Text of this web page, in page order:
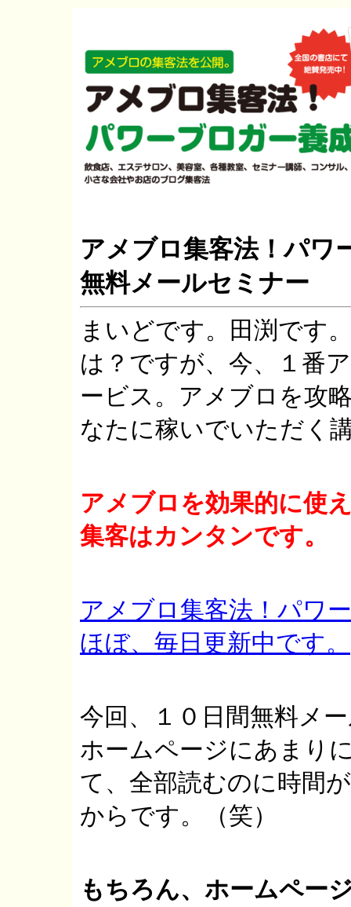
アメブロ集客法！パワ
無料メールセミナー
まいどです。田渕です
は？ですが、今、１番
ービス。アメブロを攻
なたに稼いでいただく
アメブロを効果的に使
集客はカンタンです。
アメブロ集客法！パワ
ほぼ、毎日更新中です。
今回、１０日間無料メ
ホームページにあまり
て、全部読むのに時間
からです。（笑）
もちろん、ホームペー